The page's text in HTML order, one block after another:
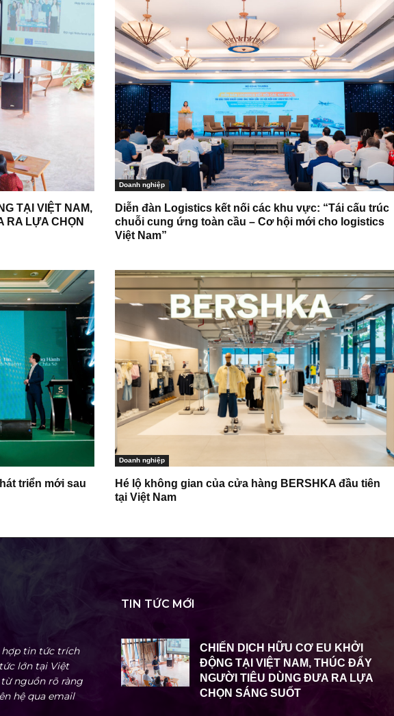
TẠI VIỆT NAM,
RA LỰA CHỌN
Doanh nghiệp
Diễn đàn Logistics kết nối các khu vực: “Tái cấu trúc
chuỗi cung ứng toàn cầu – Cơ hội mới cho logistics
Việt Nam”
triển mới sau
Doanh nghiệp
Hé lộ không gian của cửa hàng BERSHKA đầu tiên
tại Việt Nam
hợp tin tức trích
lớn tại Việt
nguồn rõ ràng
hệ qua email
TIN TỨC MỚI
CHIẾN DỊCH HỮU CƠ EU KHỞI
ĐỘNG TẠI VIỆT NAM, THÚC ĐẨY
NGƯỜI TIÊU DÙNG ĐƯA RA LỰA
CHỌN SÁNG SUỐT